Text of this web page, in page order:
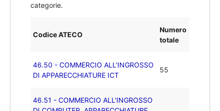
categorie.
Codice ATECO
Numero
totale
46.50 - COMMERCIO ALL'INGROSSO
DI APPARECCHIATURE ICT
55
46.51 - COMMERCIO ALL'INGROSSO